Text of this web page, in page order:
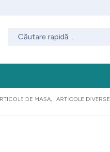
DE MASA, ARTICOLE DIVERSE